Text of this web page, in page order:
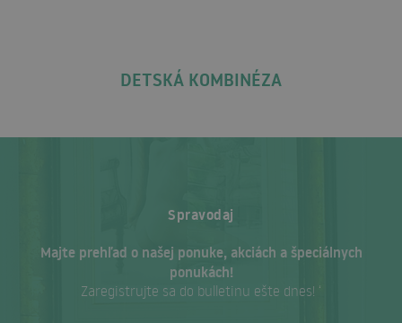
DETSKÁ KOMBINÉZA
Spravodaj
Majte prehľad o našej ponuke, akciách a špeciálnych
ponukách!
Zaregistrujte sa do bulletinu ešte dnes! ‘